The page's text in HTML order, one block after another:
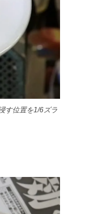
す位置を1/6ズラ